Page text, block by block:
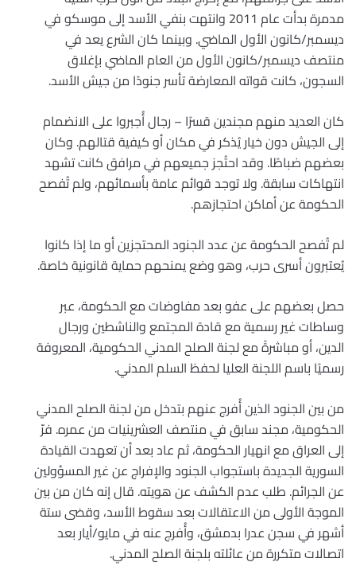
مدمرة بدأت عام 2011 وانتهت بنفي الأسد إلى موسكو في
ديسمبر/كانون الأول الماضي. وبينما كان الشرع يعد في
منتصف ديسمبر/كانون الأول من العام الماضي بإغلاق
السجون، كانت قواته المعارضة تأسر جنودًا من جيش الأسد.
كان العديد منهم مجندين قسرًا – رجال أُجبروا على الانضمام
إلى الجيش دون خيار يُذكر في مكان أو كيفية قتالهم. وكان
بعضهم ضباطًا. وقد احتُجز جميعهم في مرافق كانت تشهد
انتهاكات سابقة. ولا توجد قوائم عامة بأسمائهم، ولم تُفصح
الحكومة عن أماكن احتجازهم.
لم تُفصح الحكومة عن عدد الجنود المحتجزين أو ما إذا كانوا
يُعتبرون أسرى حرب، وهو وضع يمنحهم حماية قانونية خاصة.
حصل بعضهم على عفو بعد مفاوضات مع الحكومة، عبر
وساطات غير رسمية مع قادة المجتمع والناشطين ورجال
الدين، أو مباشرةً مع لجنة الصلح المدني الحكومية، المعروفة
رسميًا باسم اللجنة العليا لحفظ السلم المدني.
من بين الجنود الذين أُفرج عنهم بتدخل من لجنة الصلح المدني
الحكومية، مجند سابق في منتصف العشرينيات من عمره. فرّ
إلى العراق مع انهيار الحكومة، ثم عاد بعد أن تعهدت القيادة
السورية الجديدة باستجواب الجنود والإفراج عن غير المسؤولين
عن الجرائم. طلب ​​عدم الكشف عن هويته. قال إنه كان من بين
الموجة الأولى من الاعتقالات بعد سقوط الأسد، وقضى ستة
أشهر في سجن عدرا بدمشق، وأُفرج عنه في مايو/أيار بعد
اتصالات متكررة من عائلته بلجنة الصلح المدني.